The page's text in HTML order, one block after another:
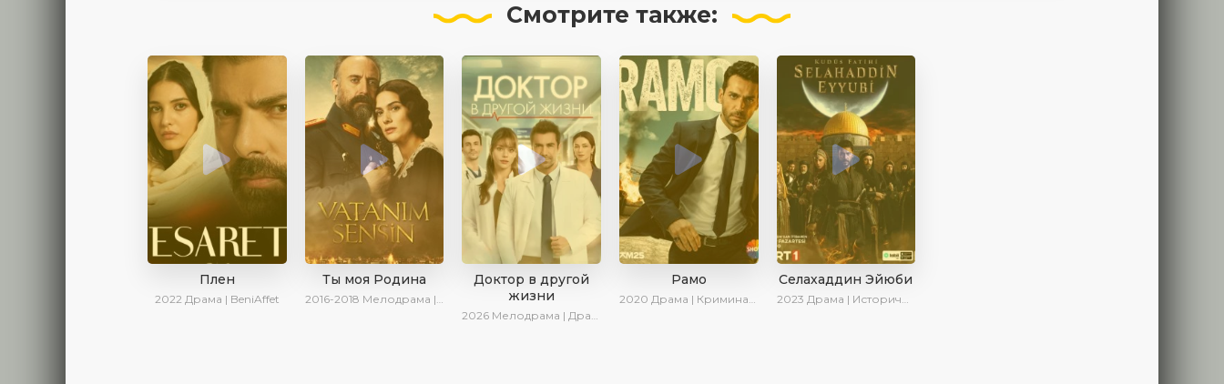
Смотрите также:
Плен
2022 Драма | BeniAffet
Ты моя Родина
2016-2018 Мелодрама | Исторический | Военный | Turok1990
Доктор в другой
жизни
2026 Мелодрама | Драма | AlisaDirilis | Новинки
Рамо
2020 Драма | Криминал | SesDizi | Ирина Котова
Селахаддин Эйюби
2023 Драма | Исторический | Сериалы 2023